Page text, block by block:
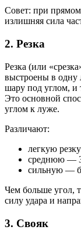
Совет: при
излишняя сила
2. Резка
Резка (или
выстроены в одну
шару под углом, и
Это основной
углом к луже.
Различают:
легкую
среднюю —
сильную —
Чем больше угол,
силу удара и
3. Свояк